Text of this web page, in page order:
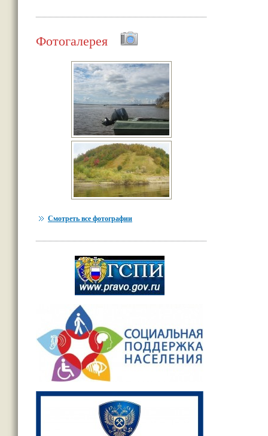
Фотогалерея
Смотреть все фотографии